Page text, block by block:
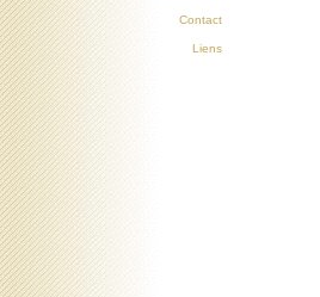
Contact
Liens